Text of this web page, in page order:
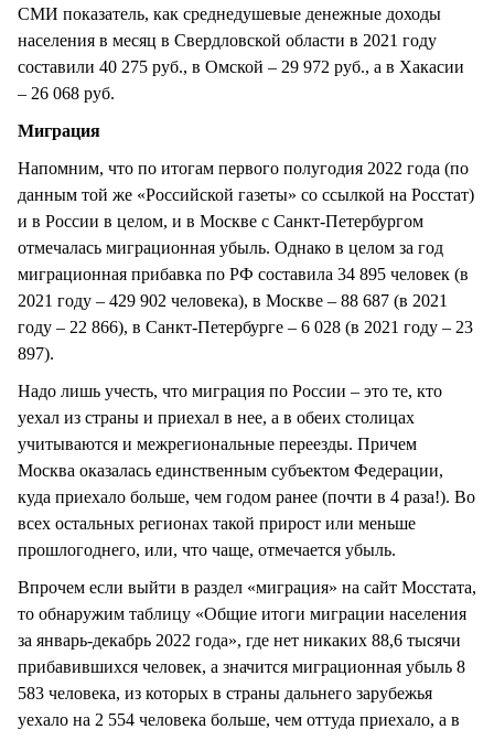
СМИ показатель, как среднедушевые денежные доходы
населения в месяц в Свердловской области в 2021 году
составили 40 275 руб., в Омской – 29 972 руб., а в Хакасии
– 26 068 руб.
Миграция
Напомним, что по итогам первого полугодия 2022 года (по
данным той же «Российской газеты» со ссылкой на Росстат)
и в России в целом, и в Москве с Санкт-Петербургом
отмечалась миграционная убыль. Однако в целом за год
миграционная прибавка по РФ составила 34 895 человек (в
2021 году – 429 902 человека), в Москве – 88 687 (в 2021
году – 22 866), в Санкт-Петербурге – 6 028 (в 2021 году – 23
897).
Надо лишь учесть, что миграция по России – это те, кто
уехал из страны и приехал в нее, а в обеих столицах
учитываются и межрегиональные переезды. Причем
Москва оказалась единственным субъектом Федерации,
куда приехало больше, чем годом ранее (почти в 4 раза!). Во
всех остальных регионах такой прирост или меньше
прошлогоднего, или, что чаще, отмечается убыль.
Впрочем если выйти в раздел «миграция» на сайт Мосстата,
то обнаружим таблицу «Общие итоги миграции населения
за январь-декабрь 2022 года», где нет никаких 88,6 тысячи
прибавившихся человек, а значится миграционная убыль 8
583 человека, из которых в страны дальнего зарубежья
уехало на 2 554 человека больше, чем оттуда приехало, а в